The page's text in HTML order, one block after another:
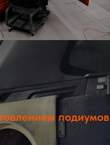
подиумов